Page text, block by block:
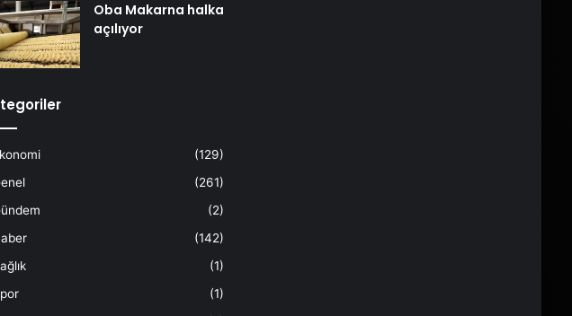
Oba Makarna halka
açılıyor
(129)
(261)
(2)
(142)
(1)
(1)